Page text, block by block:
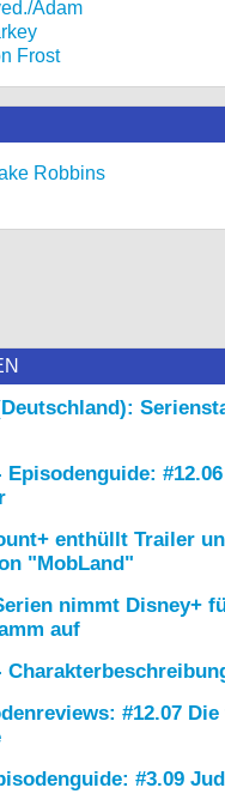
Frost
Robbins
enthüllt Trailer
"MobLand"
nimmt Disney+
auf
#12.07
#3.09